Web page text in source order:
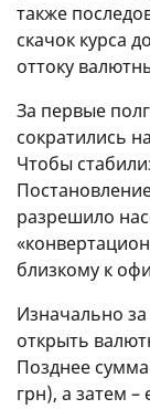
также
скачок курса
оттоку
За первые
сократились
Чтобы
разрешило
близкому к
Изначально
открыть
Позднее
грн), а затем –